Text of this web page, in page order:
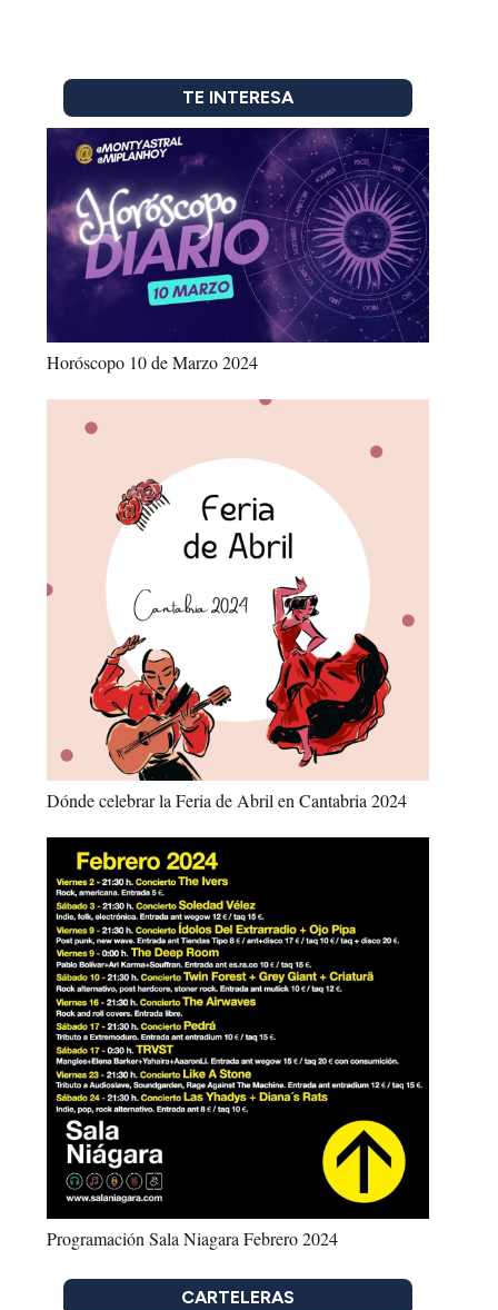
TE INTERESA
Horóscopo 10 de Marzo 2024
Dónde celebrar la Feria de Abril en Cantabria 2024
Programación Sala Niagara Febrero 2024
CARTELERAS